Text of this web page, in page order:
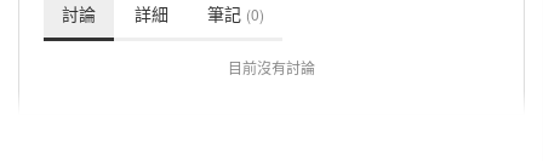
討論 詳細 筆記 (0)
目前沒有討論